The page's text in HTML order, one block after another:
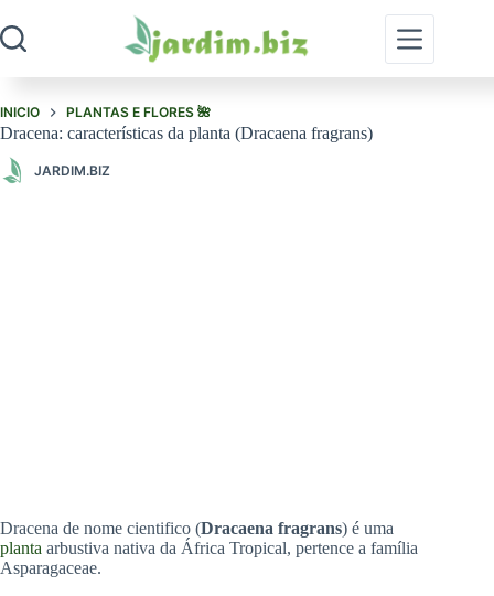
para
o
INICIO PLANTAS E FLORES 🌺
Dracena: características da planta (Dracaena fragrans)
JARDIM.BIZ
Dracena de nome cientifico (Dracaena fragrans) é uma
planta arbustiva nativa da África Tropical, pertence a família
Asparagaceae.